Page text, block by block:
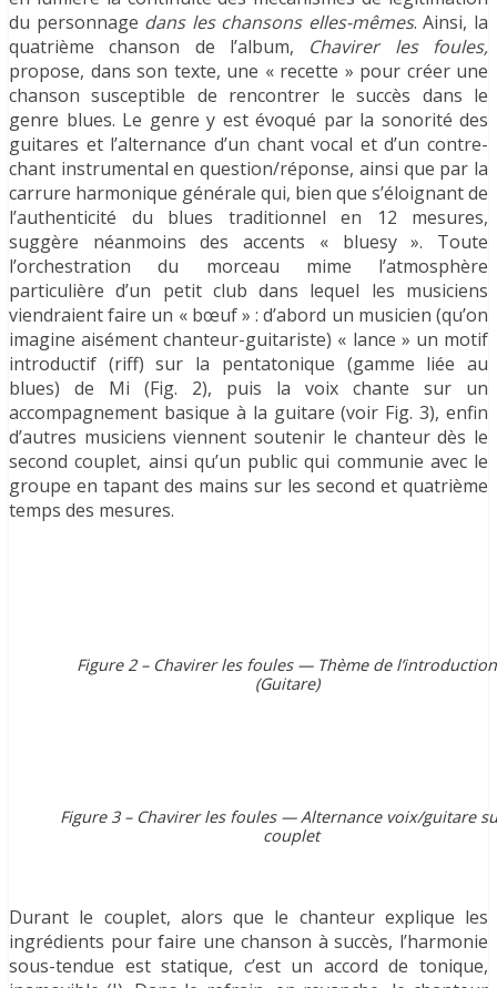
du personnage dans les chansons elles-mêmes. Ainsi, la
quatrième chanson de l’album, Chavirer les foules,
propose, dans son texte, une « recette » pour créer une
chanson susceptible de rencontrer le succès dans le
genre blues. Le genre y est évoqué par la sonorité des
guitares et l’alternance d’un chant vocal et d’un contre-
chant instrumental en question/réponse, ainsi que par la
carrure harmonique générale qui, bien que s’éloignant de
l’authenticité du blues traditionnel en 12 mesures,
suggère néanmoins des accents « bluesy ». Toute
l’orchestration du morceau mime l’atmosphère
particulière d’un petit club dans lequel les musiciens
viendraient faire un « bœuf » : d’abord un musicien (qu’on
imagine aisément chanteur-guitariste) « lance » un motif
introductif (riff) sur la pentatonique (gamme liée au
blues) de Mi (Fig. 2), puis la voix chante sur un
accompagnement basique à la guitare (voir Fig. 3), enfin
d’autres musiciens viennent soutenir le chanteur dès le
second couplet, ainsi qu’un public qui communie avec le
groupe en tapant des mains sur les second et quatrième
temps des mesures.
Figure 2 – Chavirer les foules — Thème de l’introduction
(Guitare)
Figure 3 – Chavirer les foules — Alternance voix/guitare
couplet
Durant le couplet, alors que le chanteur explique les
ingrédients pour faire une chanson à succès, l’harmonie
sous-tendue est statique, c’est un accord de tonique,